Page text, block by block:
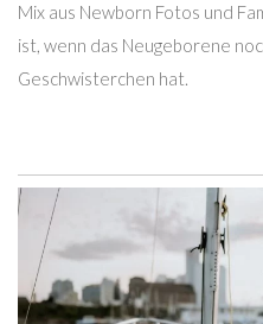
Mix aus Newborn Fotos und
ist, wenn das Neugeborene
Geschwisterchen hat.